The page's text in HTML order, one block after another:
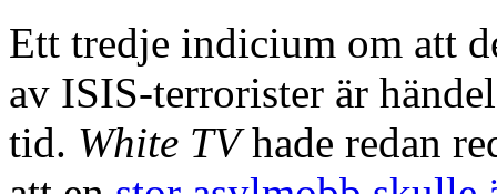
Ett tredje indicium om att
av ISIS-terrorister är
tid. White TVhade redan